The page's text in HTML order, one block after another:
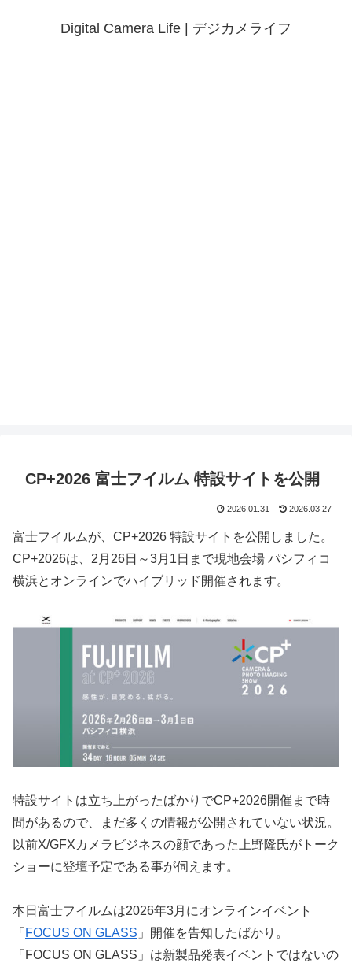
Digital Camera Life | デジカメライフ
CP+2026 富士フイルム 特設サイトを公開
2026.01.31 2026.03.27
富士フイルムが、CP+2026 特設サイトを公開しました。
CP+2026は、2月26日～3月1日まで現地会場 パシフィコ
横浜とオンラインでハイブリッド開催されます。
特設サイトは立ち上がったばかりでCP+2026開催まで時
間があるので、まだ多くの情報が公開されていない状況。
以前X/GFXカメラビジネスの顔であった上野隆氏がトーク
ショーに登壇予定である事が伺えます。
本日富士フイルムは2026年3月にオンラインイベント
「 FOCUS ON GLASS 」開催を告知したばかり。
「FOCUS ON GLASS」は新製品発表イベントではないの